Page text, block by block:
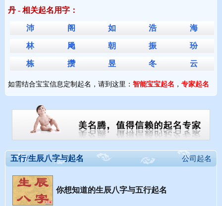
丹 - 相关起名用字：
沛 阁 如 浩 海
林 飏 朝 振 玢
栋 攒 昱 冬 云
如需结合宝宝信息定制起名，请到这里： 智能宝宝起名 ， 专家起名
公司起名
五行/生辰八字与起名
你想知道的生辰八字与五行起名